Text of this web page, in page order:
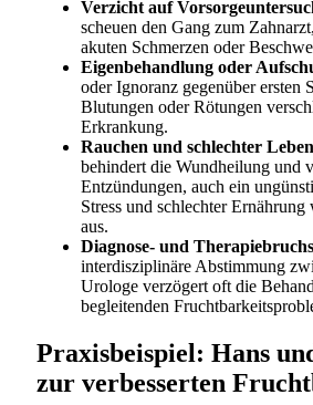
Verzicht auf
scheuen den Gang zum
akuten Schmerzen oder
Eigenbehandlung oder
oder Ignoranz gegenüber ersten
Blutungen oder Rötungen
Erkrankung.
Rauchen und schlechter
behindert die Wundheilung und
Entzündungen, auch ein
Stress und schlechter
aus.
Diagnose- und
interdisziplinäre Abstimmung
Urologe verzögert oft die
begleitenden
Praxisbeispiel: Hans
zur verbesserten